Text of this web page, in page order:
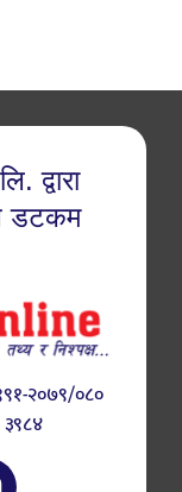
द्वारा
डटकम
२०७९/०८०